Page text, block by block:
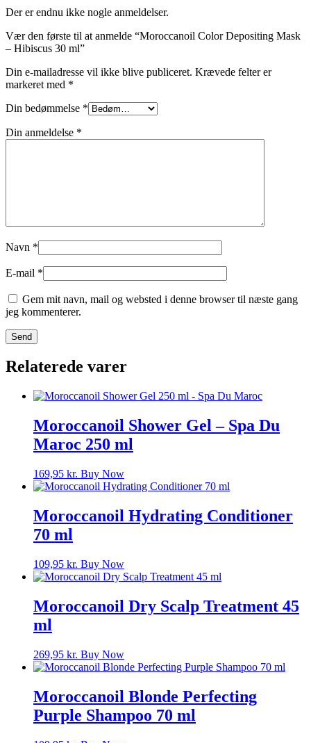
Der er endnu ikke nogle anmeldelser.
Vær den første til at anmelde “Moroccanoil Color Depositing Mask
– Hibiscus 30 ml”
Din e-mailadresse vil ikke blive publiceret. Krævede felter er
markeret med *
Din bedømmelse *
Din anmeldelse *
Navn *
E-mail *
Gem mit navn, mail og websted i denne browser til næste gang
jeg kommenterer.
Relaterede varer
Moroccanoil Shower Gel – Spa Du
Maroc 250 ml
169,95 kr. Buy Now
Moroccanoil Hydrating Conditioner
70 ml
109,95 kr. Buy Now
Moroccanoil Dry Scalp Treatment 45
ml
269,95 kr. Buy Now
Moroccanoil Blonde Perfecting
Purple Shampoo 70 ml